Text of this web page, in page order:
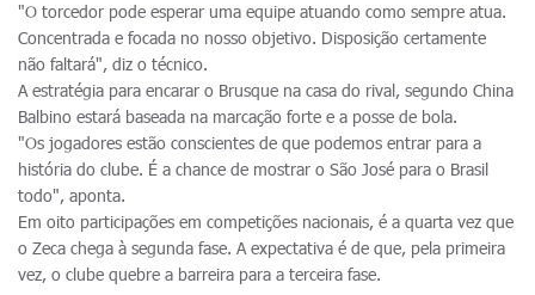
"O torcedor pode esperar uma equipe atuando como sempre atua.
Concentrada e focada no nosso objetivo. Disposição certamente
não faltará", diz o técnico.
A estratégia para encarar o Brusque na casa do rival, segundo China
Balbino estará baseada na marcação forte e a posse de bola.
"Os jogadores estão conscientes de que podemos entrar para a
história do clube. É a chance de mostrar o São José para o Brasil
todo", aponta.
Em oito participações em competições nacionais, é a quarta vez que
o Zeca chega à segunda fase. A expectativa é de que, pela primeira
vez, o clube quebre a barreira para a terceira fase.